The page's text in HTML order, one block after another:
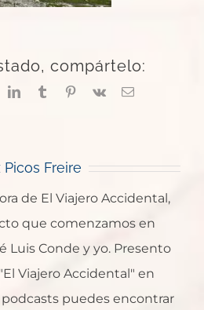
compártelo:
LinkedInTumblrPinterest
Vk
Correo
Picos Freire
de El Viajero Accidental,
que comenzamos en
Luis Conde y yo. Presento
Viajero Accidental" en
podcasts puedes encontrar